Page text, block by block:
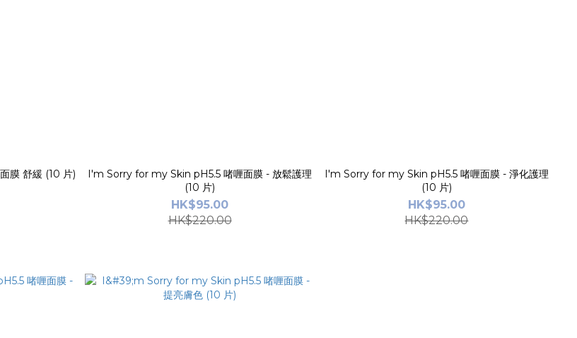
I'm Sorry for my Skin SOS 啫喱面膜 舒緩 (10 片)
I'm Sorry for my Skin pH5.5 啫喱面膜 - 放鬆護理
(10 片)
HK$95.00
HK$220.00
I'm Sorry for my Skin pH5.5 啫喱面膜 - 淨化護理
(10 片)
HK$95.00
HK$220.00